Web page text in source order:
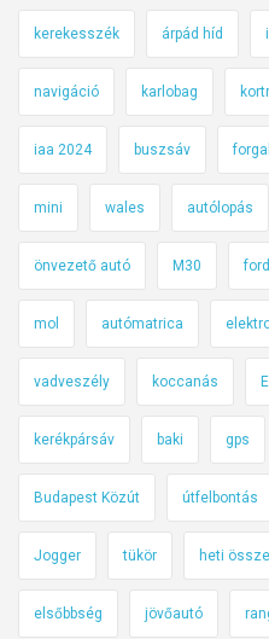
kerekesszék árpád híd
navigáció karlobag
iaa 2024 buszsáv
mini wales autólopás
önvezető autó M30
mol autómatrica
vadveszély koccanás
kerékpársáv baki gps
Budapest Közút útfelbontás
Jogger tükör heti
elsőbbség jövőautó